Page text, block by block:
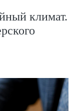
климат.